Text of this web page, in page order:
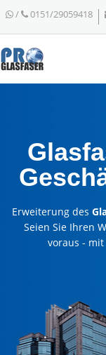
/ 0151/29059418
Erweiterung des
Seien Sie Ihren
voraus -